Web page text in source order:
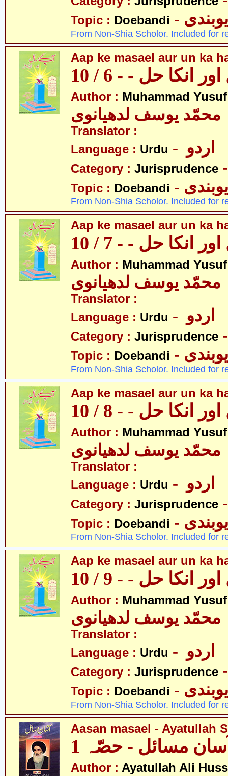
Topic : Doebandi
From Non-Shia Scholor. Included for
Aap ke masael aur un ka
انکا حل - - 6 / 10
Author : Muhammad
محمّد یوسف لدھیانوی
Translator :
Language : Urdu
Category : Jurisprudence
Topic : Doebandi
From Non-Shia Scholor. Included for
Aap ke masael aur un ka
انکا حل - - 7 / 10
Author : Muhammad
محمّد یوسف لدھیانوی
Translator :
Language : Urdu
Category : Jurisprudence
Topic : Doebandi
From Non-Shia Scholor. Included for
Aap ke masael aur un ka
انکا حل - - 8 / 10
Author : Muhammad
محمّد یوسف لدھیانوی
Translator :
Language : Urdu
Category : Jurisprudence
Topic : Doebandi
From Non-Shia Scholor. Included for
Aap ke masael aur un ka
انکا حل - - 9 / 10
Author : Muhammad
محمّد یوسف لدھیانوی
Translator :
Language : Urdu
Category : Jurisprudence
Topic : Doebandi
From Non-Shia Scholor. Included for
Aasan masael - Ayatullah
مسائل - حصّہ 1
Author : Ayatullah Ali